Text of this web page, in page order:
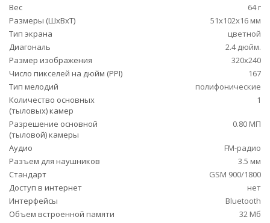
Вес
64 г
Размеры (ШxВxТ)
51x102x16 мм
Тип экрана
цветной
Диагональ
2.4 дюйм.
Размер изображения
320x240
Число пикселей на дюйм (PPI)
167
Тип мелодий
полифонические
Количество основных
(тыловых) камер
1
Разрешение основной
(тыловой) камеры
0.80 МП
Аудио
FM-радио
Разъем для наушников
3.5 мм
Стандарт
GSM 900/1800
Доступ в интернет
нет
Интерфейсы
Bluetooth
Объем встроенной памяти
32 Мб